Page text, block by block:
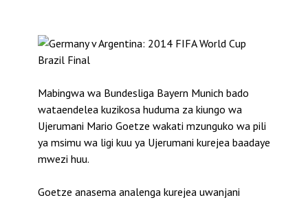
Mabingwa wa Bundesliga Bayern Munich bado
wataendelea kuzikosa huduma za kiungo wa
Ujerumani Mario Goetze wakati mzunguko wa pili
ya msimu wa ligi kuu ya Ujerumani kurejea baadaye
mwezi huu.
Goetze anasema analenga kurejea uwanjani